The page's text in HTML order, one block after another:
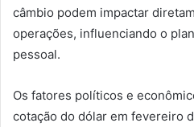
câmbio podem impactar
operações, influenciando o
pessoal.
Os fatores políticos e
cotação do dólar em fevereiro